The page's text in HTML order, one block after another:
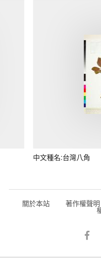
中文種名:台灣八角
關於本站 著作權聲明